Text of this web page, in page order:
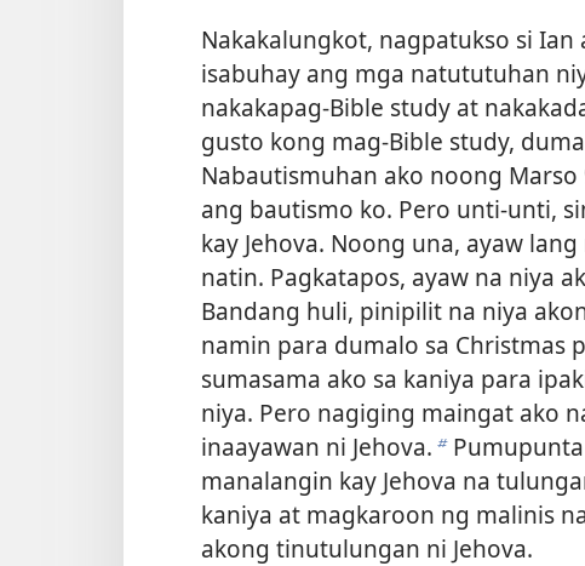
Nakakalungkot, nagpatukso si
isabuhay ang mga natututuhan
nakakapag-Bible study at
gusto kong mag-Bible study,
Nabautismuhan ako noong
ang bautismo ko. Pero unti-unti,
kay Jehova. Noong una, ayaw
natin. Pagkatapos, ayaw na niya
Bandang huli, pinipilit na niya
namin para dumalo sa Christmas
sumasama ako sa kaniya para
niya. Pero nagiging maingat ako
inaayawan ni Jehova. b
manalangin kay Jehova na
kaniya at magkaroon ng malinis
akong tinutulungan ni Jehova.